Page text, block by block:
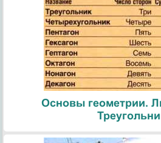
Основы геометрии.